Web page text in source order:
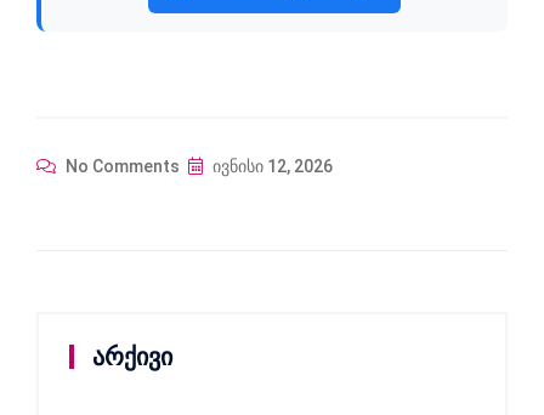
No Comments ივნისი 12, 2026
არქივი